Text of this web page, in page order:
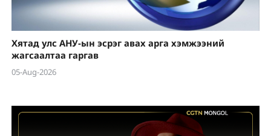
Хятад улс АНУ-ын эсрэг авах арга хэмжээний
жагсаалтаа гаргав
05-Aug-2026